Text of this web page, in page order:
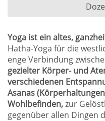
Yoga ist ein altes,
Hatha-Yoga für die
enge Verbindung
gezielter Körper- und
verschiedenen
Asanas
Wohlbefinden,zur
gegenüber allen Dingen